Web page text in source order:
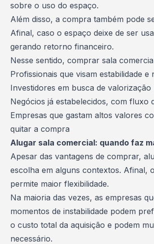
sobre o uso do espaço.
Além disso, a compra também pode
Afinal, caso o espaço deixe de ser
gerando retorno financeiro.
Nesse sentido, comprar sala
Profissionais que visam estabilidade
Investidores em busca de valorização
Negócios já estabelecidos, com fluxo
Empresas que gastam altos valores
quitar a compra
Alugar sala comercial: quando faz
Apesar das vantagens de comprar,
escolha em alguns contextos. Afinal,
permite maior flexibilidade.
Na maioria das vezes, as empresas
momentos de instabilidade podem
o custo total da aquisição e podem
necessário.